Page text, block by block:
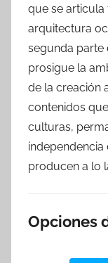
que se
arquitectura
segunda parte
prosigue la
de la creación
contenidos
culturas,
producen a lo
Opciones